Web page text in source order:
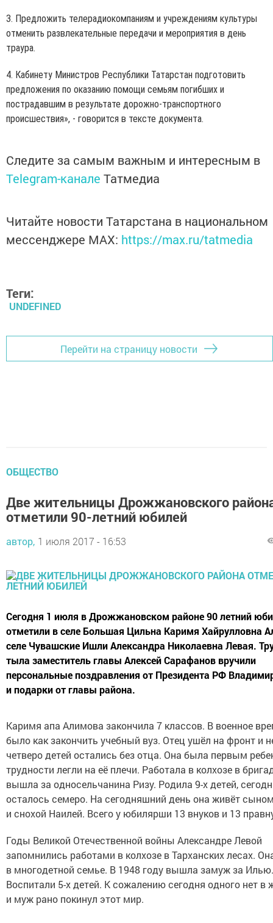
3. Предложить телерадиокомпаниям и учреждениям культуры
отменить развлекательные передачи и мероприятия в день
траура.
4. Кабинету Министров Республики Татарстан подготовить
предложения по оказанию помощи семьям погибших и
пострадавшим в результате дорожно-транспортного
происшествия», - говорится в тексте документа.
Следите за самым важным и интересным в
Telegram-канале Татмедиа
Читайте новости Татарстана в национальном
мессенджере MАХ: https://max.ru/tatmedia
Теги:
UNDEFINED
Перейти на страницу новости
ОБЩЕСТВО
Две жительницы Дрожжановского
отметили 90-летний юбилей
автор, 1 июля 2017 - 16:53
Сегодня 1 июля в Дрожжановском районе 90 летний
отметили в селе Большая Цильна Каримя Хайрулловна
селе Чувашские Ишли Александра Николаевна Левая.
тыла заместитель главы Алексей Сарафанов вручили
персональные поздравления от Президента РФ
и подарки от главы района.
Каримя апа Алимова закончила 7 классов. В военное
было как закончить учебный вуз. Отец ушёл на фронт и
четверо детей остались без отца. Она была первым
трудности легли на её плечи. Работала в колхозе в
вышла за односельчанина Ризу. Родила 9-х детей,
осталось семеро. На сегодняшний день она живёт
и снохой Наилей. Всего у юбилярши 13 внуков и 13
Годы Великой Отечественной войны Александре Левой
запомнились работами в колхозе в Тарханских лесах.
в многодетной семье. В 1948 году вышла замуж за Илью.
Воспитали 5-х детей. К сожалению сегодня одного нет
и муж рано покинул этот мир.